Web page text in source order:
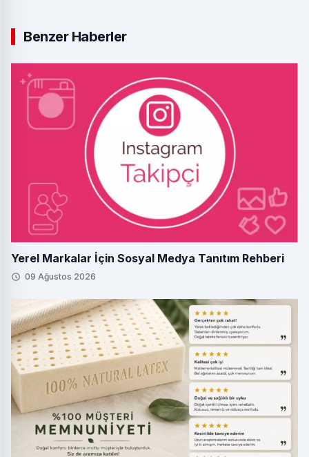
Benzer Haberler
Yerel Markalar İçin Sosyal Medya Tanıtım Rehberi
09 Ağustos 2026